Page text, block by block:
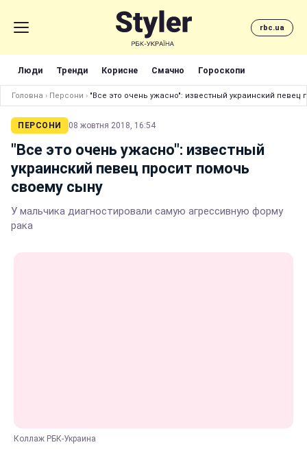
rbc.ua
Люди Тренди Корисне Смачно Гороскопи
Головна › Персони › "Все это очень ужасно": известный украинский певец
ПЕРСОНИ 08 жовтня 2018, 16:54
"Все это очень ужасно": известный
украинский певец просит помочь
своему сыну
У мальчика диагностировали самую агрессивную форму
рака
Коллаж РБК-Украина